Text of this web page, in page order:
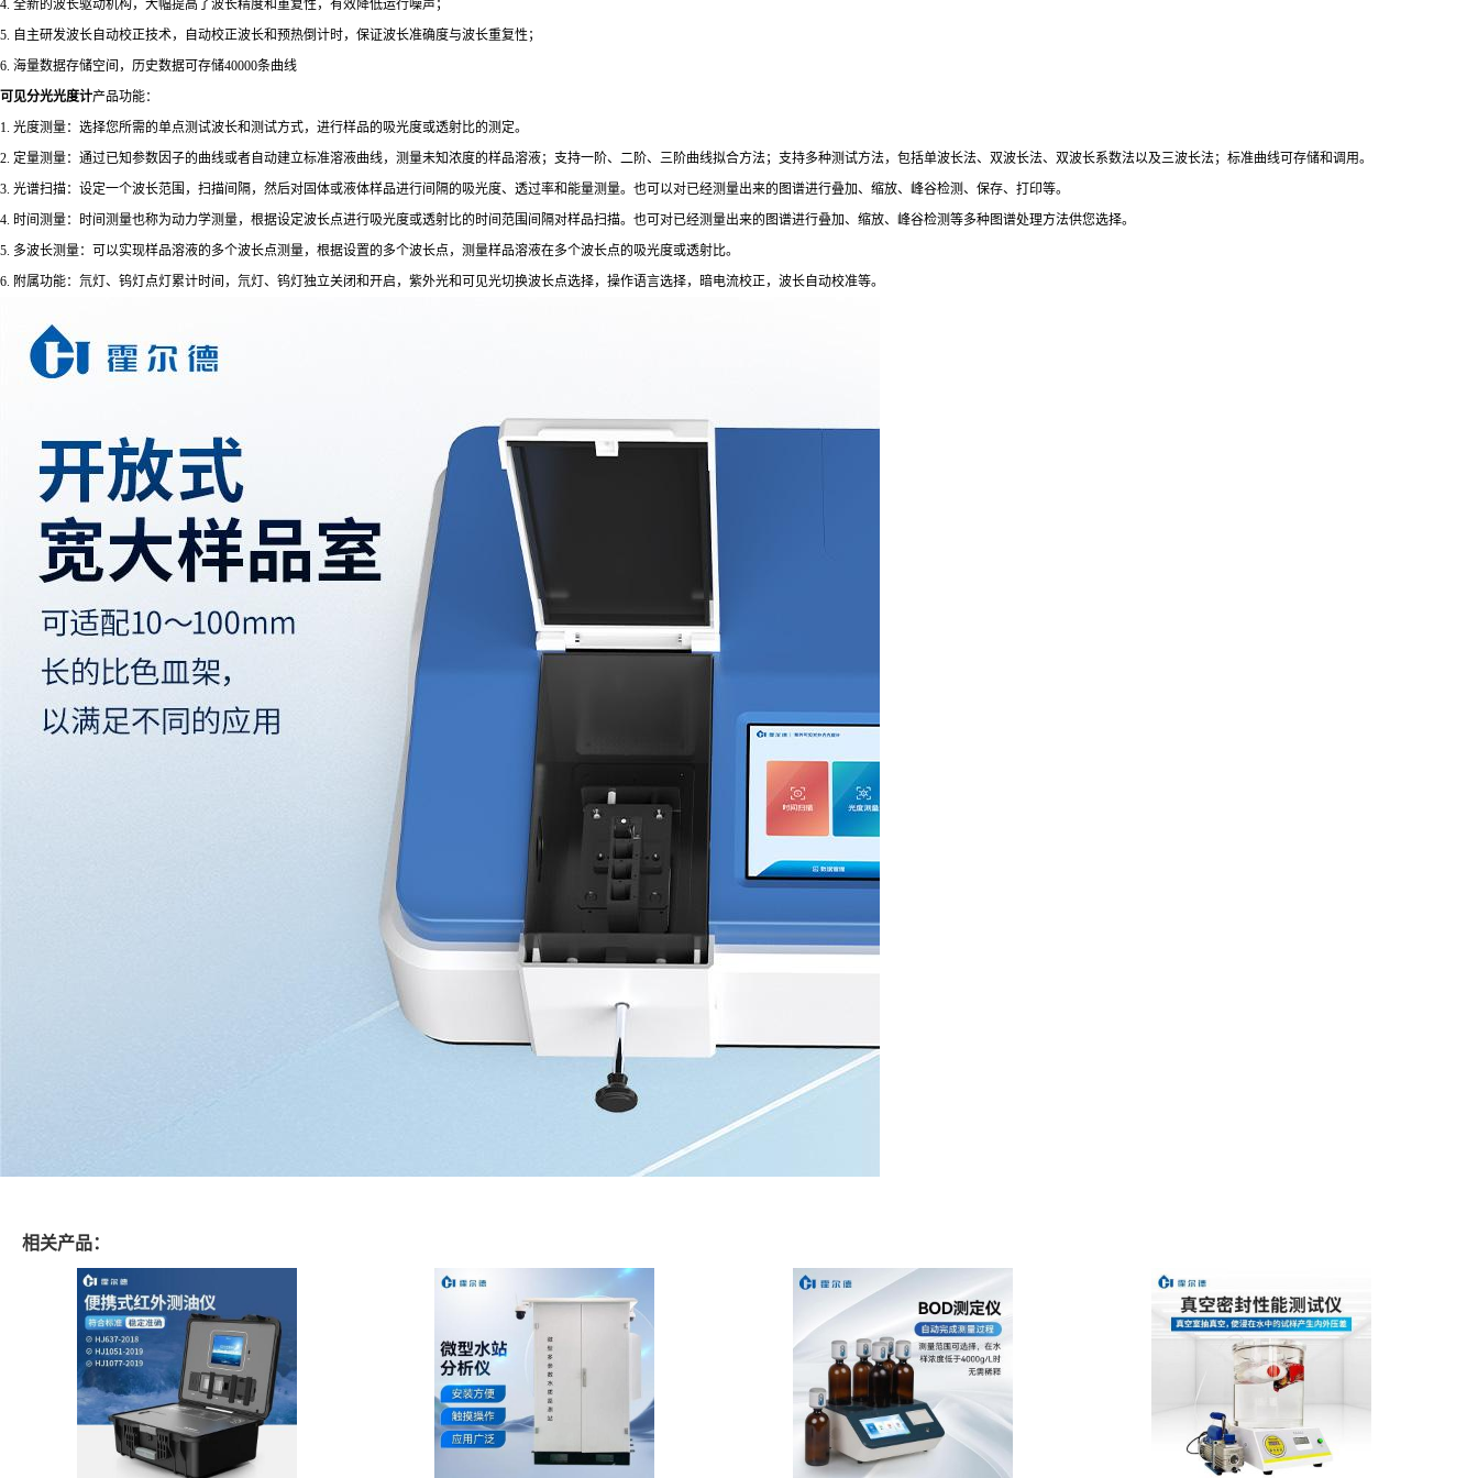
4. 全新的波长驱动机构，大幅提高了波长精度和重复性，有效降低运行噪声；
5. 自主研发波长自动校正技术，自动校正波长和预热倒计时，保证波长准确度与波长重复性；
6. 海量数据存储空间，历史数据可存储40000条曲线
可见分光光度计产品功能：
1. 光度测量：选择您所需的单点测试波长和测试方式，进行样品的吸光度或透射比的测定。
2. 定量测量：通过已知参数因子的曲线或者自动建立标准溶液曲线，测量未知浓度的样品溶液；支持一阶、二阶、三阶曲线拟合方法；支持多种测试方法，包括单波长法、双波长法、双波长系数法以及三波长法；标准曲线可存储和调用。
3. 光谱扫描：设定一个波长范围，扫描间隔，然后对固体或液体样品进行间隔的吸光度、透过率和能量测量。也可以对已经测量出来的图谱进行叠加、缩放、峰谷检测、保存、打印等。
4. 时间测量：时间测量也称为动力学测量，根据设定波长点进行吸光度或透射比的时间范围间隔对样品扫描。也可对已经测量出来的图谱进行叠加、缩放、峰谷检测等多种图谱处理方法供您选择。
5. 多波长测量：可以实现样品溶液的多个波长点测量，根据设置的多个波长点，测量样品溶液在多个波长点的吸光度或透射比。
6. 附属功能：氘灯、钨灯点灯累计时间，氘灯、钨灯独立关闭和开启，紫外光和可见光切换波长点选择，操作语言选择，暗电流校正，波长自动校准等。
相关产品：